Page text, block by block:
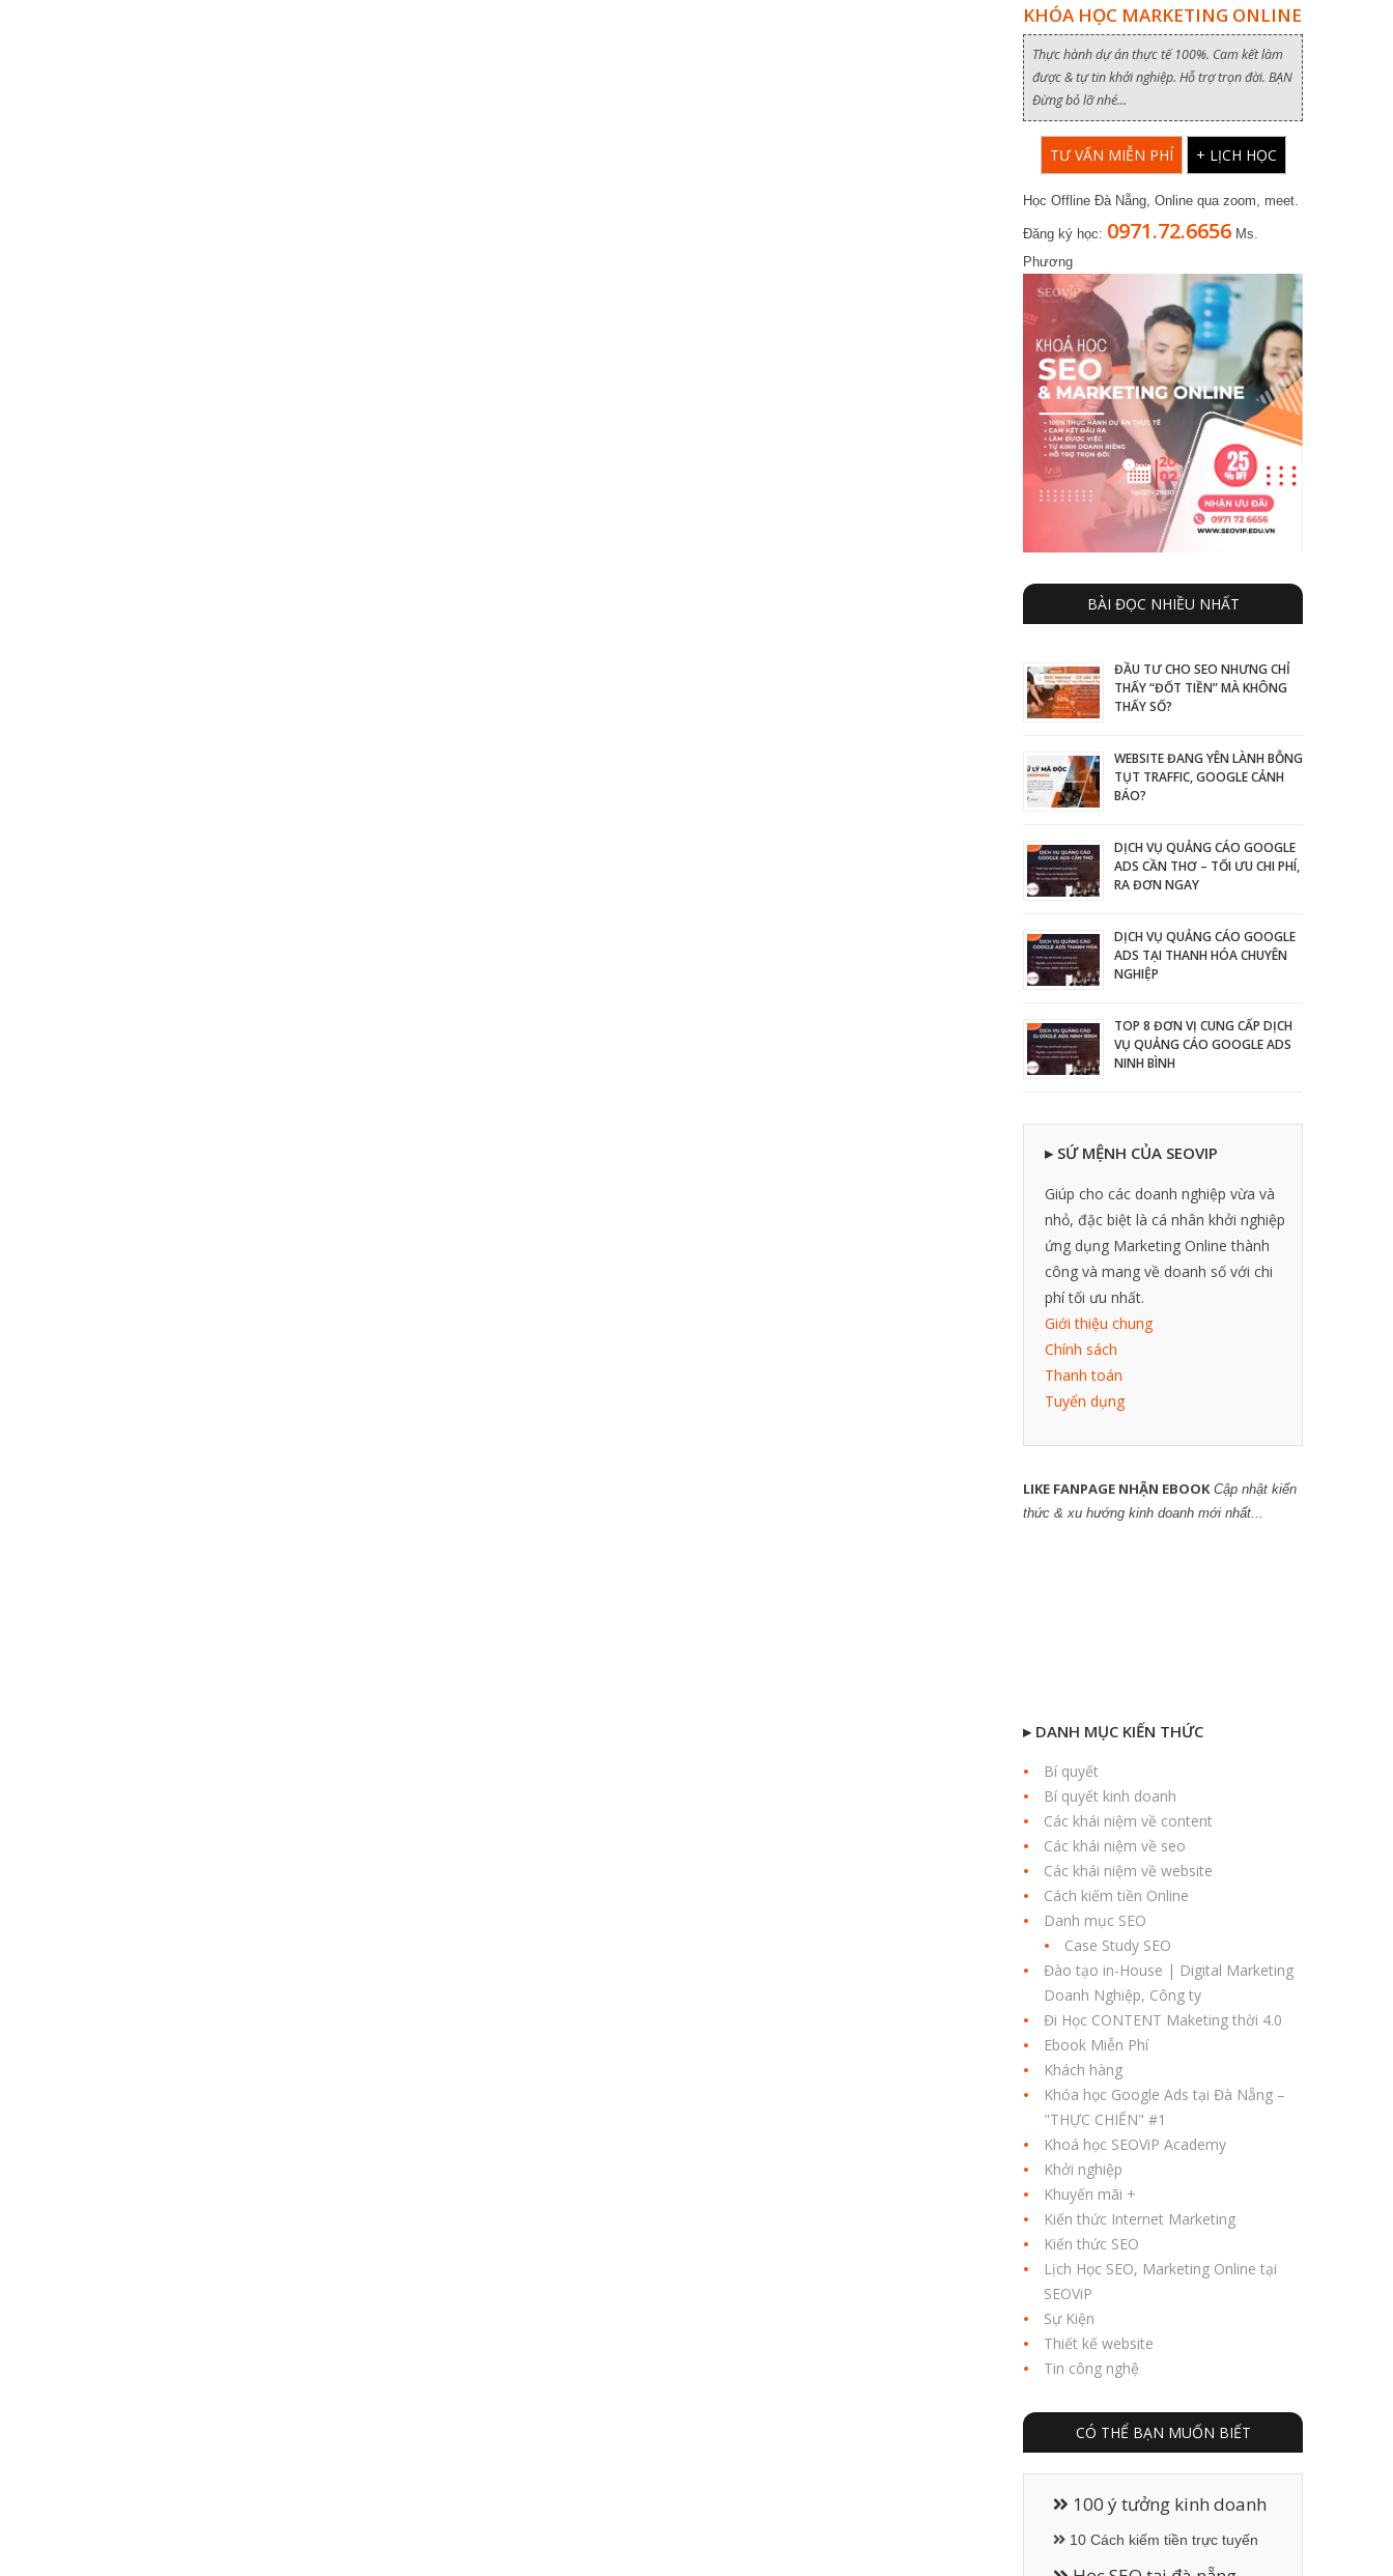
KHÓA HỌC MARKETING ONLINE
Thực hành dự án thực tế 100%. Cam kết làm
được & tự tin khởi nghiệp. Hỗ trợ trọn đời. BẠN
Đừng bỏ lỡ nhé...
TƯ VẤN MIỄN PHÍ + LỊCH HỌC
Học Offline Đà Nẵng, Online qua zoom, meet.
Đăng ký học: 0971.72.6656 Ms.
Phương
BÀI ĐỌC NHIỀU NHẤT
ĐẦU TƯ CHO SEO NHƯNG CHỈ
THẤY “ĐỐT TIỀN” MÀ KHÔNG
THẤY SỐ?
WEBSITE ĐANG YÊN LÀNH BỖNG
TỤT TRAFFIC, GOOGLE CẢNH
BÁO?
DỊCH VỤ QUẢNG CÁO GOOGLE
ADS CẦN THƠ – TỐI ƯU CHI PHÍ,
RA ĐƠN NGAY
DỊCH VỤ QUẢNG CÁO GOOGLE
ADS TẠI THANH HÓA CHUYÊN
NGHIỆP
TOP 8 ĐƠN VỊ CUNG CẤP DỊCH
VỤ QUẢNG CÁO GOOGLE ADS
NINH BÌNH
▸ SỨ MỆNH CỦA SEOVIP
Giúp cho các doanh nghiệp vừa và
nhỏ, đặc biệt là cá nhân khởi nghiệp
ứng dụng Marketing Online thành
công và mang về doanh số với chi
phí tối ưu nhất.
Giới thiệu chung
Chính sách
Thanh toán
Tuyển dụng
LIKE FANPAGE NHẬN EBOOK Cập nhật kiến
thức & xu hướng kinh doanh mới nhất...
▸ DANH MỤC KIẾN THỨC
Bí quyết
Bí quyết kinh doanh
Các khái niệm về content
Các khái niệm về seo
Các khái niệm về website
Cách kiếm tiền Online
Danh mục SEO
Case Study SEO
Đào tạo in-House | Digital Marketing
Doanh Nghiệp, Công ty
Đi Học CONTENT Maketing thời 4.0
Ebook Miễn Phí
Khách hàng
Khóa học Google Ads tại Đà Nẵng –
"THỰC CHIẾN" #1
Khoá học SEOViP Academy
Khởi nghiệp
Khuyến mãi +
Kiến thức Internet Marketing
Kiến thức SEO
Lịch Học SEO, Marketing Online tại
SEOViP
Sự Kiện
Thiết kế website
Tin công nghệ
CÓ THỂ BẠN MUỐN BIẾT
100 ý tưởng kinh doanh
10 Cách kiếm tiền trực tuyến